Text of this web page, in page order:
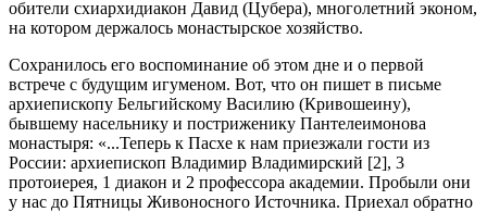
обители схиархидиакон Давид (Цубера), многолетний эконом,
на котором держалось монастырское хозяйство.
Сохранилось его воспоминание об этом дне и о первой
встрече с будущим игуменом. Вот, что он пишет в письме
архиепископу Бельгийскому Василию (Кривошеину),
бывшему насельнику и постриженику Пантелеимонова
монастыря: «...Теперь к Пасхе к нам приезжали гости из
России: архиепископ Владимир Владимирский [2], 3
протоиерея, 1 диакон и 2 профессора академии. Пробыли они
у нас до Пятницы Живоносного Источника. Приехал обратно